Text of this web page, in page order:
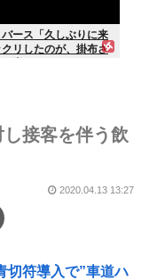
ース「久しぶりに来
クリしたのが、掛布さ
し接客を伴う飲
2020.04.13 13:27
切符導入で”車道ハ